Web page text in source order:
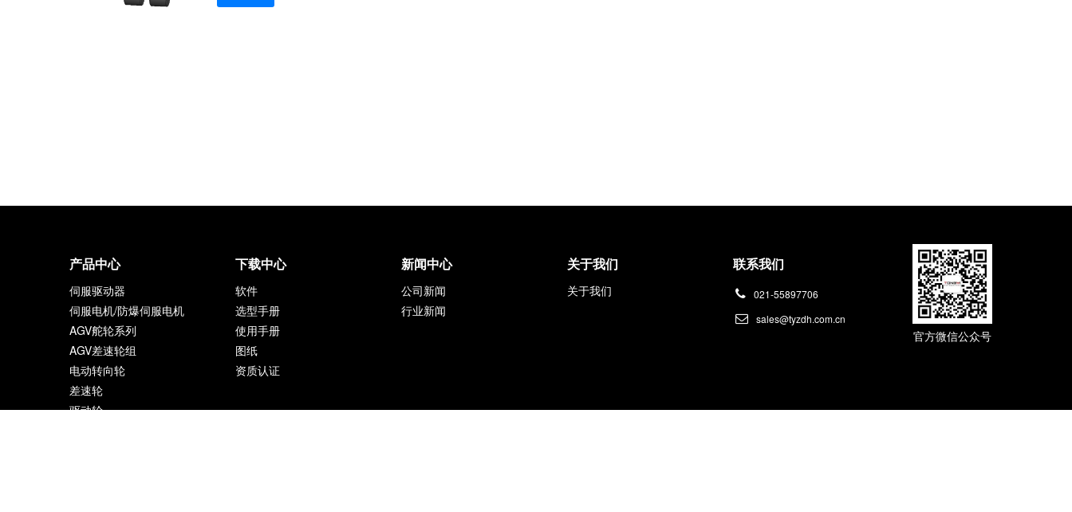
产品中心 下载中心 新闻中心 关于我们 联系我们
伺服驱动器
伺服电机/防爆伺服电机
AGV舵轮系列
AGV差速轮组
电动转向轮
差速轮
驱动轮
软件
选型手册
使用手册
图纸
资质认证
公司新闻
行业新闻
关于我们
官方微信公众号
021-55897706
sales@tyzdh.com.cn